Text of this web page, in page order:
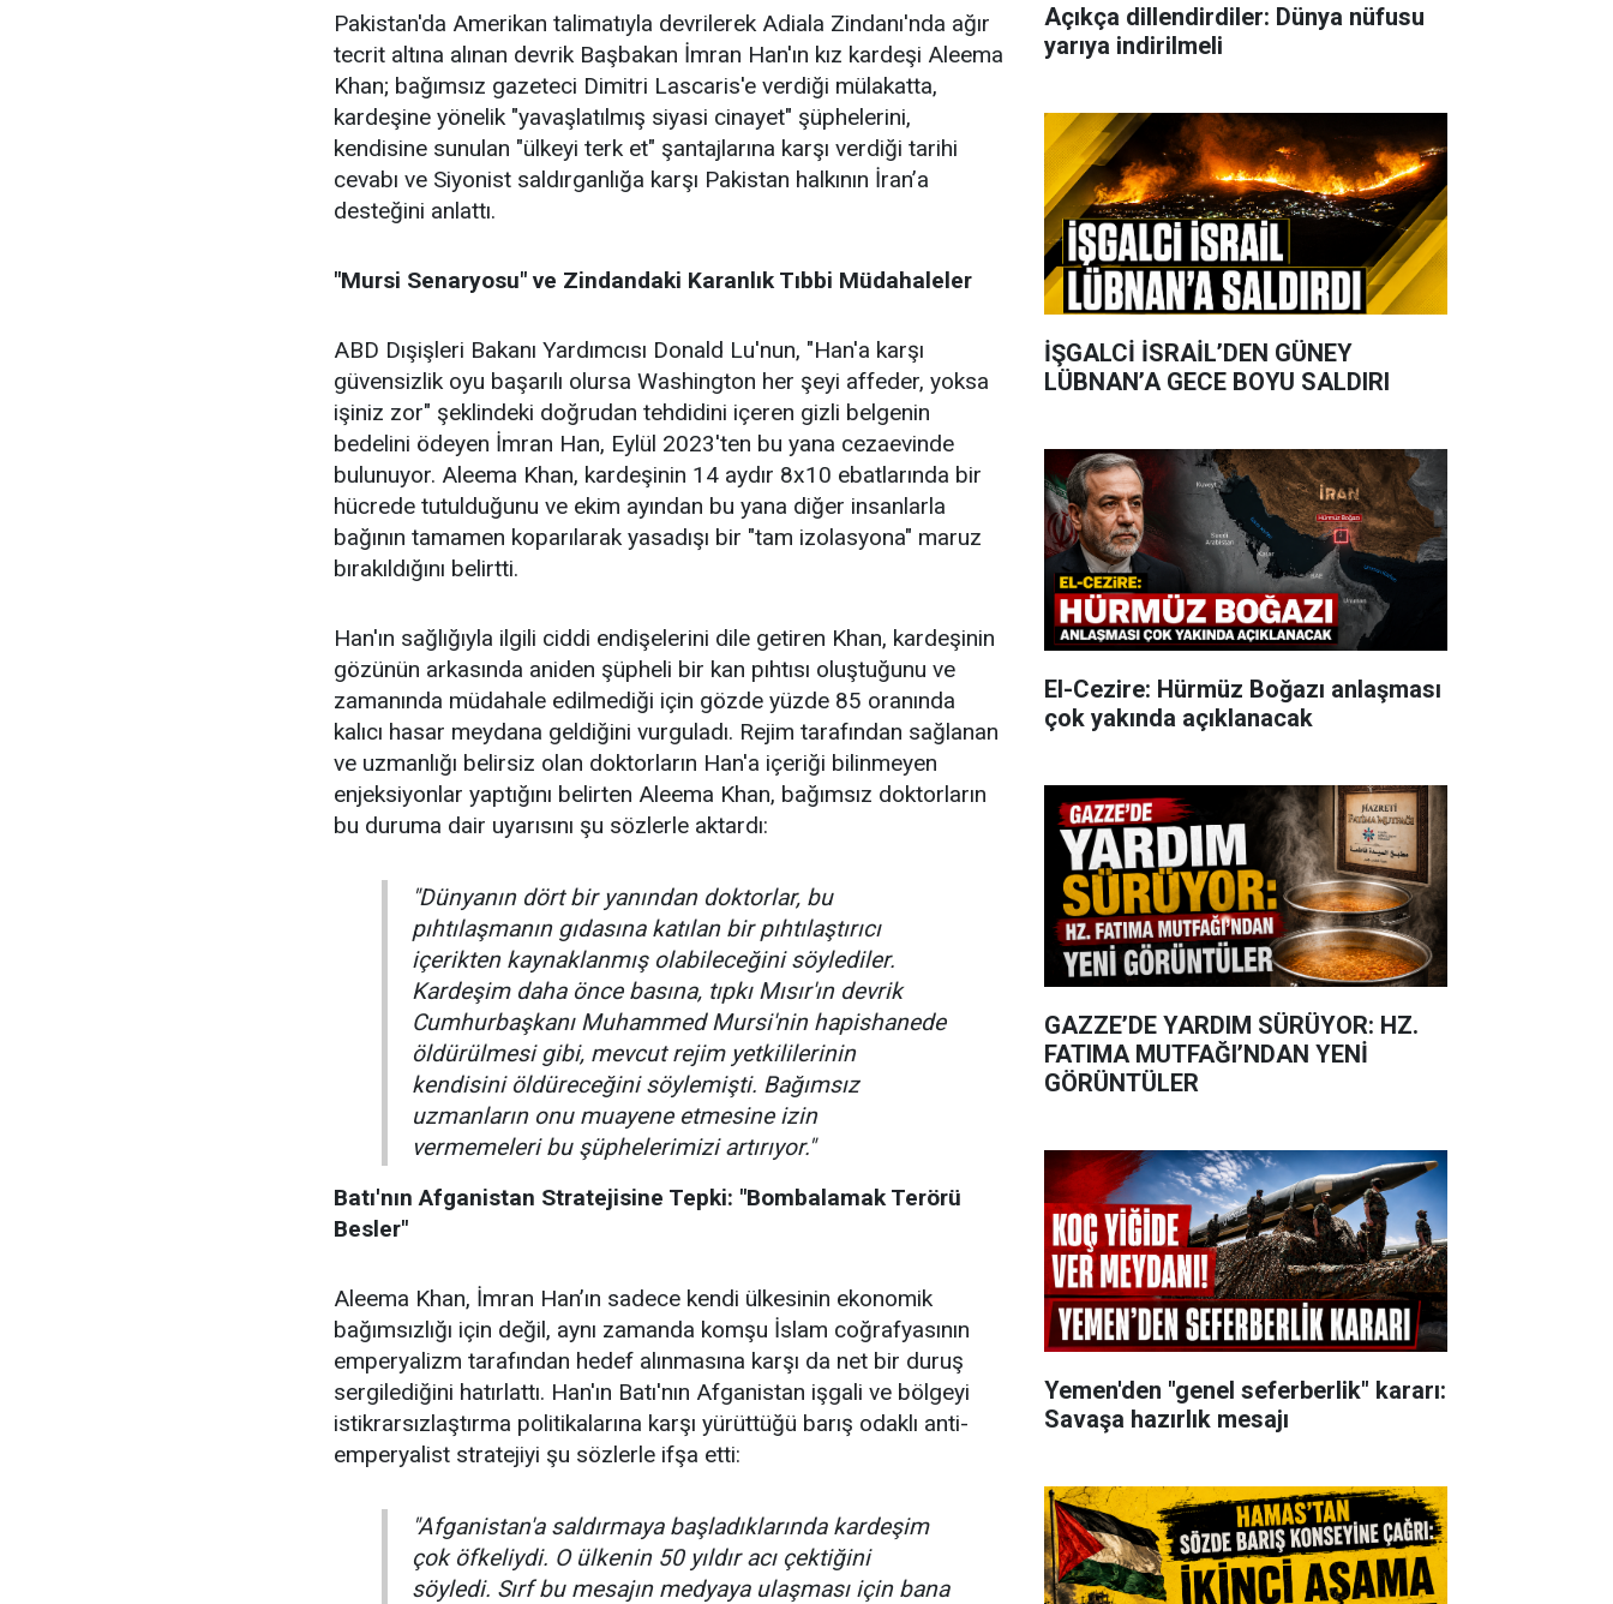
Pakistan'da Amerikan talimatıyla devrilerek Adiala Zindanı'nda ağır
tecrit altına alınan devrik Başbakan İmran Han'ın kız kardeşi Aleema
Khan; bağımsız gazeteci Dimitri Lascaris'e verdiği mülakatta,
kardeşine yönelik "yavaşlatılmış siyasi cinayet" şüphelerini,
kendisine sunulan "ülkeyi terk et" şantajlarına karşı verdiği tarihi
cevabı ve Siyonist saldırganlığa karşı Pakistan halkının İran’a
desteğini anlattı.
"Mursi Senaryosu" ve Zindandaki Karanlık Tıbbi Müdahaleler
ABD Dışişleri Bakanı Yardımcısı Donald Lu'nun, "Han'a karşı
güvensizlik oyu başarılı olursa Washington her şeyi affeder, yoksa
işiniz zor" şeklindeki doğrudan tehdidini içeren gizli belgenin
bedelini ödeyen İmran Han, Eylül 2023'ten bu yana cezaevinde
bulunuyor. Aleema Khan, kardeşinin 14 aydır 8x10 ebatlarında bir
hücrede tutulduğunu ve ekim ayından bu yana diğer insanlarla
bağının tamamen koparılarak yasadışı bir "tam izolasyona" maruz
bırakıldığını belirtti.
Han'ın sağlığıyla ilgili ciddi endişelerini dile getiren Khan, kardeşinin
gözünün arkasında aniden şüpheli bir kan pıhtısı oluştuğunu ve
zamanında müdahale edilmediği için gözde yüzde 85 oranında
kalıcı hasar meydana geldiğini vurguladı. Rejim tarafından sağlanan
ve uzmanlığı belirsiz olan doktorların Han'a içeriği bilinmeyen
enjeksiyonlar yaptığını belirten Aleema Khan, bağımsız doktorların
bu duruma dair uyarısını şu sözlerle aktardı:
"Dünyanın dört bir yanından doktorlar, bu
pıhtılaşmanın gıdasına katılan bir pıhtılaştırıcı
içerikten kaynaklanmış olabileceğini söylediler.
Kardeşim daha önce basına, tıpkı Mısır'ın devrik
Cumhurbaşkanı Muhammed Mursi'nin hapishanede
öldürülmesi gibi, mevcut rejim yetkililerinin
kendisini öldüreceğini söylemişti. Bağımsız
uzmanların onu muayene etmesine izin
vermemeleri bu şüphelerimizi artırıyor."
Batı'nın Afganistan Stratejisine Tepki: "Bombalamak Terörü
Besler"
Aleema Khan, İmran Han’ın sadece kendi ülkesinin ekonomik
bağımsızlığı için değil, aynı zamanda komşu İslam coğrafyasının
emperyalizm tarafından hedef alınmasına karşı da net bir duruş
sergilediğini hatırlattı. Han'ın Batı'nın Afganistan işgali ve bölgeyi
istikrarsızlaştırma politikalarına karşı yürüttüğü barış odaklı anti-
emperyalist stratejiyi şu sözlerle ifşa etti:
"Afganistan'a saldırmaya başladıklarında kardeşim
çok öfkeliydi. O ülkenin 50 yıldır acı çektiğini
söyledi. Sırf bu mesajın medyaya ulaşması için bana
Açıkça dillendirdiler: Dünya nüfusu
yarıya indirilmeli
İŞGALCİ İSRAİL’DEN GÜNEY
LÜBNAN’A GECE BOYU SALDIRI
El-Cezire: Hürmüz Boğazı anlaşması
çok yakında açıklanacak
GAZZE’DE YARDIM SÜRÜYOR: HZ.
FATIMA MUTFAĞI’NDAN YENİ
GÖRÜNTÜLER
Yemen'den "genel seferberlik" kararı:
Savaşa hazırlık mesajı